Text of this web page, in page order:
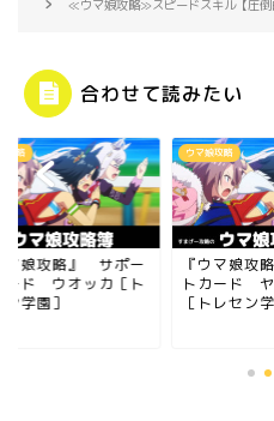
≪ウマ娘攻略≫スピードスキル【圧倒
合わせて読みたい
攻略
マ娘攻略』 サポー
ード ウオッカ［ト
学園］
ウマ娘攻略
『ウマ娘攻
トカード
［トレセン